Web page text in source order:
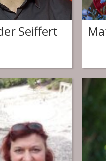
Seiffert